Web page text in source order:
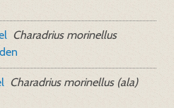
Charadrius morinellus
Charadrius morinellus (ala)